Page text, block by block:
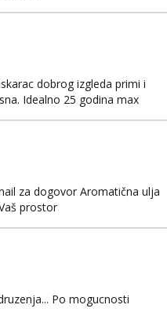
dobrog izgleda primi i
Idealno 25 godina max
za dogovor Aromatična ulja
prostor
Po mogucnosti